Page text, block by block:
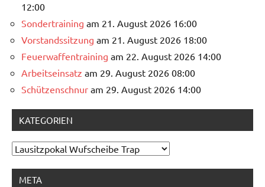
12:00
Sondertraining am 21. August 2026 16:00
Vorstandssitzung am 21. August 2026 18:00
Feuerwaffentraining am 22. August 2026 14:00
Arbeitseinsatz am 29. August 2026 08:00
Schützenschnur am 29. August 2026 14:00
KATEGORIEN
Kategorien
META